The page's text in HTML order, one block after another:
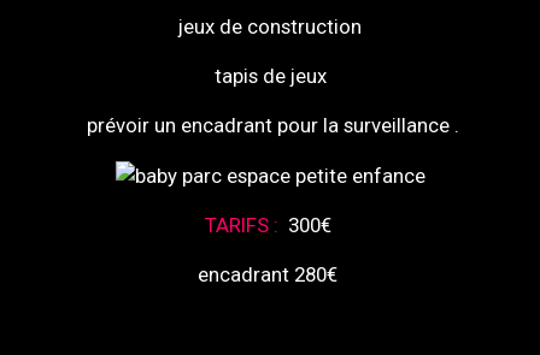
jeux de construction
tapis de jeux
prévoir un encadrant pour la surveillance .
TARIFS : 300€
encadrant 280€